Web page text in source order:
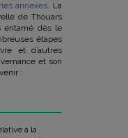
annexes. La
de Thouars
entamé dès le
étapes
et d’autres
et son
:
à la